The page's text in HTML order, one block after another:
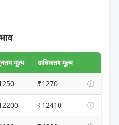
मूल्य अधिकतम मूल्य
₹1270 ⓘ
₹12410 ⓘ